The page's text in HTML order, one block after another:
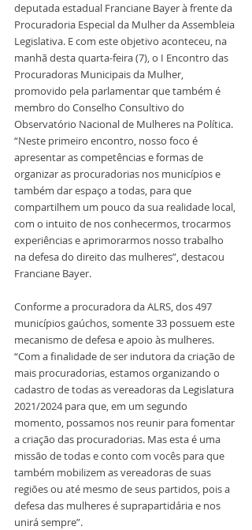
deputada estadual Franciane Bayer à frente da
Procuradoria Especial da Mulher da Assembleia
Legislativa. E com este objetivo aconteceu, na
manhã desta quarta-feira (7), o I Encontro das
Procuradoras Municipais da Mulher,
promovido pela parlamentar que também é
membro do Conselho Consultivo do
Observatório Nacional de Mulheres na Política.
“Neste primeiro encontro, nosso foco é
apresentar as competências e formas de
organizar as procuradorias nos municípios e
também dar espaço a todas, para que
compartilhem um pouco da sua realidade local,
com o intuito de nos conhecermos, trocarmos
experiências e aprimorarmos nosso trabalho
na defesa do direito das mulheres”, destacou
Franciane Bayer.
Conforme a procuradora da ALRS, dos 497
municípios gaúchos, somente 33 possuem este
mecanismo de defesa e apoio às mulheres.
“Com a finalidade de ser indutora da criação de
mais procuradorias, estamos organizando o
cadastro de todas as vereadoras da Legislatura
2021/2024 para que, em um segundo
momento, possamos nos reunir para fomentar
a criação das procuradorias. Mas esta é uma
missão de todas e conto com vocês para que
também mobilizem as vereadoras de suas
regiões ou até mesmo de seus partidos, pois a
defesa das mulheres é suprapartidária e nos
unirá sempre”.